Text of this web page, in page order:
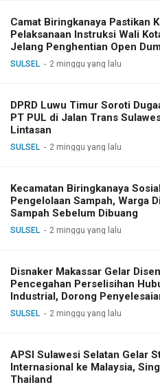
Camat Biringkanaya Pastikan
Pelaksanaan Instruksi Wali
Jelang Penghentian Open
SULSEL 2 minggu yang lalu
DPRD Luwu Timur Soroti
PT PUL di Jalan Trans
Lintasan
SULSEL 2 minggu yang lalu
Kecamatan Biringkanaya
Pengelolaan Sampah, Warga
Sampah Sebelum Dibuang
SULSEL 2 minggu yang lalu
Disnaker Makassar Gelar
Pencegahan Perselisihan
Industrial, Dorong
Dialog
SULSEL 2 minggu yang lalu
APSI Sulawesi Selatan Gelar
Internasional ke Malaysia,
Thailand